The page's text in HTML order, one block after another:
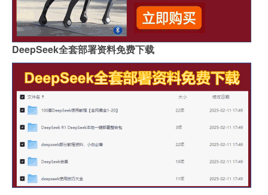
DeepSeek全套部署资料免费下载